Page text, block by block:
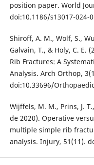
position paper. World
doi:10.1186/s13017-024-
Shiroff, A. M., Wolf, S.,
Galvain, T., & Holy, C. E.
Rib Fractures: A
Analysis. Arch Orthop,
doi:10.33696/
Wijffels, M. M., Prins, J.
de 2020). Operative
multiple simple rib
analysis. Injury, 51(11).